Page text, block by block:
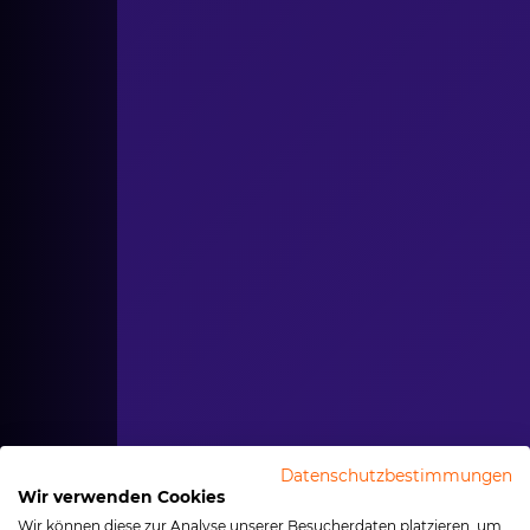
Datenschutzbestimmungen
Wir verwenden Cookies
Wir können diese zur Analyse unserer Besucherdaten platzieren, um